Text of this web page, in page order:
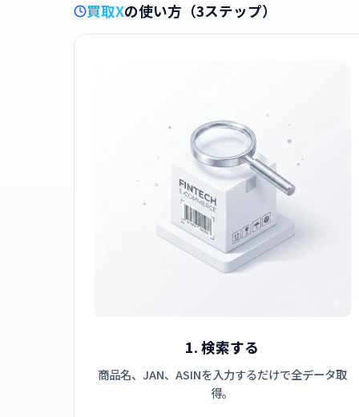
買取Xの使い方（3ステップ）
1. 検索する
商品名、JAN、ASINを入力するだけで全データ取
得。